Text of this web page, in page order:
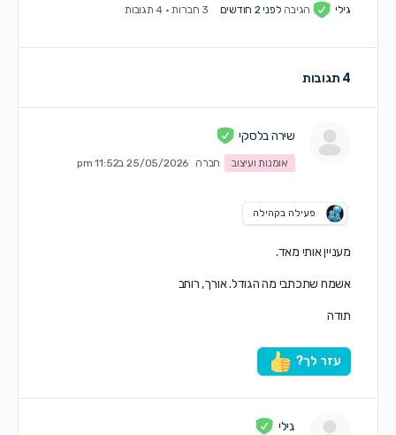
גילי הגיבהלפני 2 חודשים 3 חברות · 4 תגובות
4 תגובות
שירה בלסקי
אומנות ועיצוב חברה 25/05/2026 ב11:52 pm
פעילה בקהילה
מעניין אותי מאד.
אשמח שתכתבי מה הגודל. אורך, רוחב
תודה
עזר לך?
גילי